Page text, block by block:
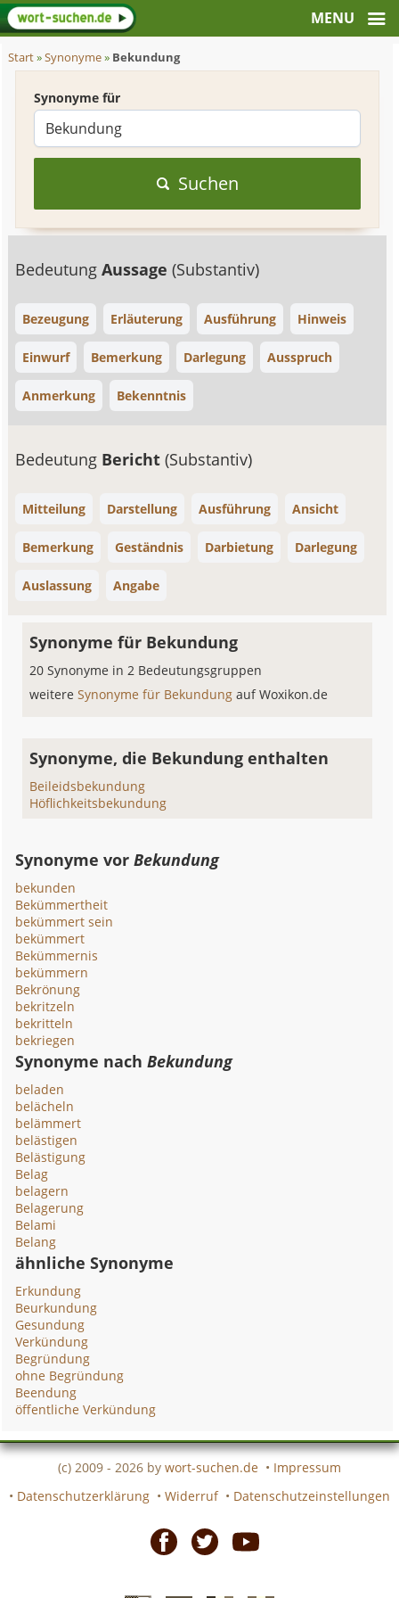
Start»Synonyme» Bekundung
Synonyme für
Suchen
BedeutungAussage(Substantiv)
Bezeugung Erläuterung Ausführung Hinweis
Einwurf Bemerkung Darlegung Ausspruch
Anmerkung Bekenntnis
Bedeutung Bericht(Substantiv)
Mitteilung Darstellung Ausführung Ansicht
Bemerkung Geständnis Darbietung Darlegung
Auslassung Angabe
Synonyme für Bekundung
20 Synonyme in 2 Bedeutungsgruppen
weitereSynonyme für Bekundungauf Woxikon.de
Synonyme, die Bekundung enthalten
Beileidsbekundung
Höflichkeitsbekundung
Synonyme vorBekundung
bekunden
Bekümmertheit
bekümmert sein
bekümmert
Bekümmernis
bekümmern
Bekrönung
bekritzeln
bekritteln
bekriegen
Synonyme nachBekundung
beladen
belächeln
belämmert
belästigen
Belästigung
Belag
belagern
Belagerung
Belami
Belang
ähnliche Synonyme
Erkundung
Beurkundung
Gesundung
Verkündung
Begründung
ohne Begründung
Beendung
öffentliche Verkündung
(c) 2009 - 2026 by wort-suchen.de • Impressum
• Datenschutzerklärung • Widerruf • Datenschutzeinstellungen